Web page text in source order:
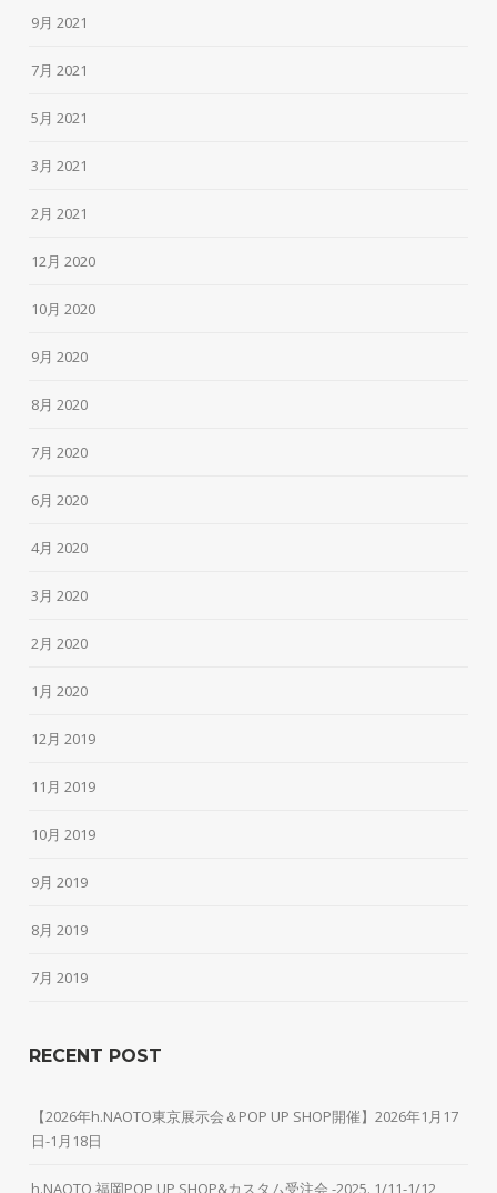
9月 2021
7月 2021
5月 2021
3月 2021
2月 2021
12月 2020
10月 2020
9月 2020
8月 2020
7月 2020
6月 2020
4月 2020
3月 2020
2月 2020
1月 2020
12月 2019
11月 2019
10月 2019
9月 2019
8月 2019
7月 2019
RECENT POST
【2026年h.NAOTO東京展示会＆POP UP SHOP開催】2026年1月17
日-1月18日
h.NAOTO 福岡POP UP SHOP&カスタム受注会 -2025. 1/11-1/12